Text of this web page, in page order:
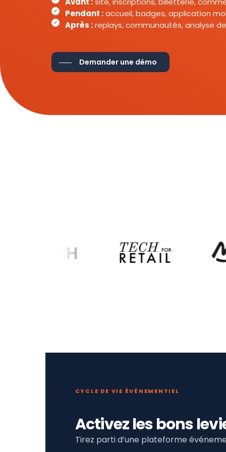
Pendant :accueil, badges, application
Après :replays, communautés, analyse
Demander une démo
CYCLE DE VIE ÉVÉNEMENTIEL
Activez les bons
Tirez parti d’une plateforme